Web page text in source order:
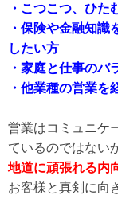
・こつこつ、ひた
・保険や金融知
したい方
・家庭と仕事のバ
・他業種の営業を
営業はコミュニケ
ているのではない
地道に頑張れる内
お客様と真剣に向